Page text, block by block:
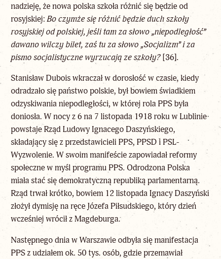
nadzieję, że nowa polska szkoła różnić się będzie od
rosyjskiej:Bo czymże się różnić będzie duch szkoły
rosyjskiej od polskiej, jeśli tam za słowo „niepodległość”
dawano wilczy bilet, zaś tu za słowo „Socjalizm” i za
pismo socjalistyczne wyrzucają ze szkoły? [36].
Stanisław Dubois wkraczał w dorosłość w czasie, kiedy
odradzało się państwo polskie, był bowiem świadkiem
odzyskiwania niepodległości, w której rola PPS była
doniosła. W nocy z 6 na 7 listopada 1918 roku w Lublinie
powstaje Rząd Ludowy Ignacego Daszyńskiego,
składający się z przedstawicieli PPS, PPSD i PSL-
Wyzwolenie. W swoim manifeście zapowiadał reformy
społeczne w myśl programu PPS. Odrodzona Polska
miała stać się demokratyczną republiką parlamentarną.
Rząd trwał krótko, bowiem 12 listopada Ignacy Daszyński
złożył dymisję na ręce Józefa Piłsudskiego, który dzień
wcześniej wrócił z Magdeburga.
Następnego dnia w Warszawie odbyła się manifestacja
PPS z udziałem ok. 50 tys. osób, gdzie przemawiał